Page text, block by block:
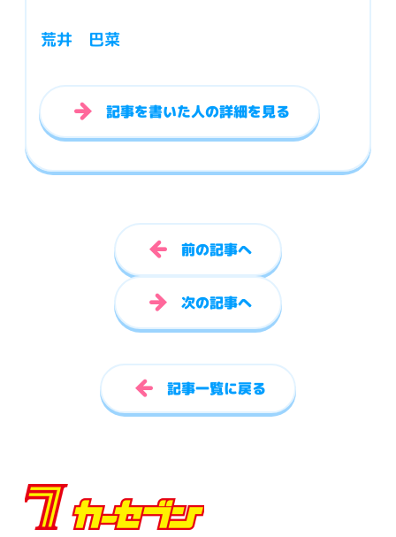
荒井 巴菜
記事を書いた人の詳細を見る
前の記事へ
次の記事へ
記事一覧に戻る